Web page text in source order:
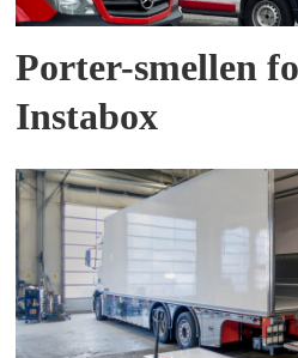
Porter-smellen
Instabox